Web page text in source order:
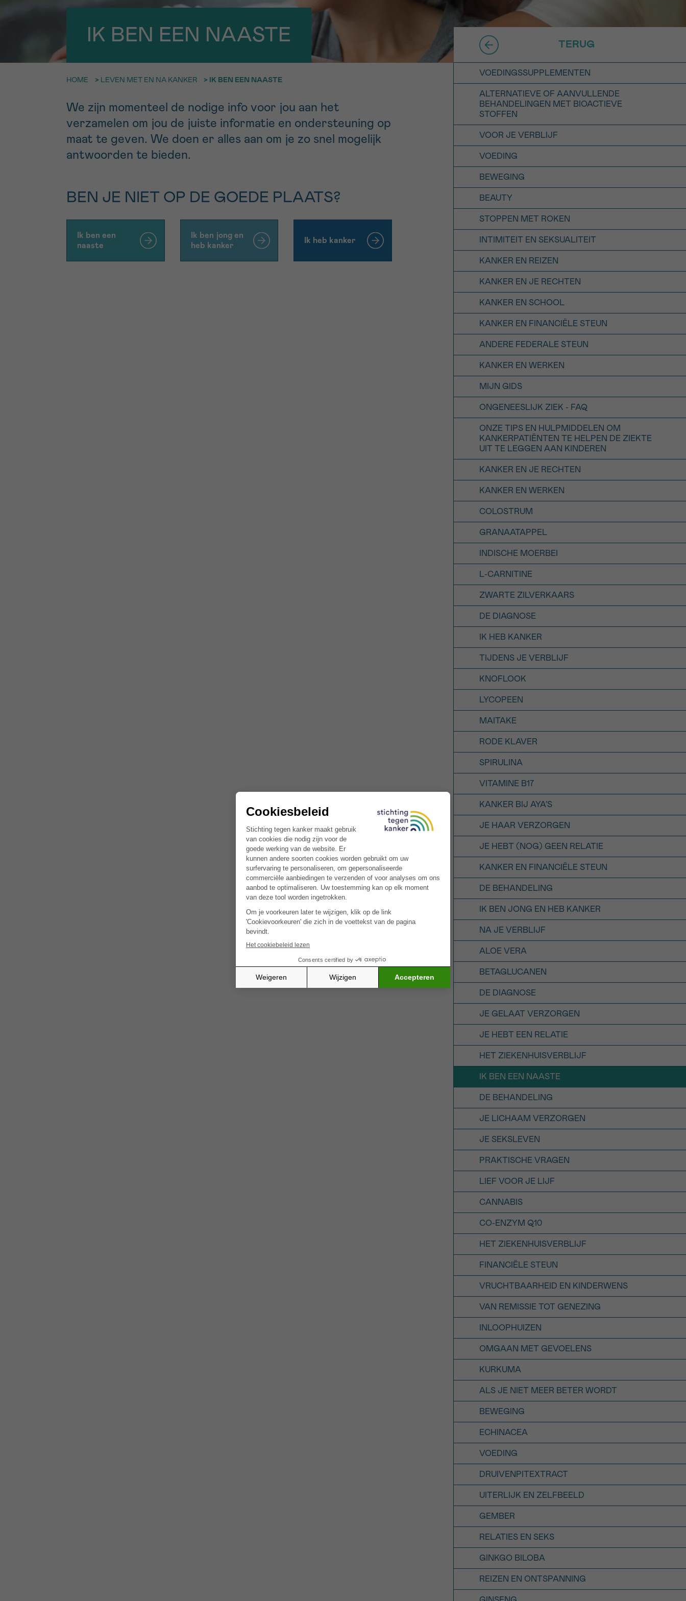
IK BEN EEN NAASTE
HOME > LEVEN MET EN NA KANKER > IK BEN EEN NAASTE
We zijn momenteel de nodige info voor jou aan het
verzamelen om jou de juiste informatie en ondersteuning op
maat te geven. We doen er alles aan om je zo snel mogelijk
antwoorden te bieden.
BEN JE NIET OP DE GOEDE PLAATS?
Ik ben een
naaste
Ik ben jong en
heb kanker
Ik heb kanker
TERUG
VOEDINGSSUPPLEMENTEN
ALTERNATIEVE OF AANVULLENDE
BEHANDELINGEN MET BIOACTIEVE
STOFFEN
VOOR JE VERBLIJF
VOEDING
BEWEGING
BEAUTY
STOPPEN MET ROKEN
INTIMITEIT EN SEKSUALITEIT
KANKER EN REIZEN
KANKER EN JE RECHTEN
KANKER EN SCHOOL
KANKER EN FINANCIËLE STEUN
ANDERE FEDERALE STEUN
KANKER EN WERKEN
MIJN GIDS
ONGENEESLIJK ZIEK - FAQ
ONZE TIPS EN HULPMIDDELEN OM
KANKERPATIËNTEN TE HELPEN DE ZIEKTE
UIT TE LEGGEN AAN KINDEREN
KANKER EN JE RECHTEN
KANKER EN WERKEN
COLOSTRUM
GRANAATAPPEL
INDISCHE MOERBEI
L-CARNITINE
ZWARTE ZILVERKAARS
DE DIAGNOSE
IK HEB KANKER
TIJDENS JE VERBLIJF
KNOFLOOK
LYCOPEEN
MAITAKE
RODE KLAVER
SPIRULINA
VITAMINE B17
KANKER BIJ AYA’S
JE HAAR VERZORGEN
JE HEBT (NOG) GEEN RELATIE
KANKER EN FINANCIËLE STEUN
DE BEHANDELING
IK BEN JONG EN HEB KANKER
NA JE VERBLIJF
ALOE VERA
BETAGLUCANEN
DE DIAGNOSE
JE GELAAT VERZORGEN
JE HEBT EEN RELATIE
HET ZIEKENHUISVERBLIJF
IK BEN EEN NAASTE
DE BEHANDELING
JE LICHAAM VERZORGEN
JE SEKSLEVEN
PRAKTISCHE VRAGEN
LIEF VOOR JE LIJF
CANNABIS
CO-ENZYM Q10
HET ZIEKENHUISVERBLIJF
FINANCIËLE STEUN
VRUCHTBAARHEID EN KINDERWENS
VAN REMISSIE TOT GENEZING
INLOOPHUIZEN
OMGAAN MET GEVOELENS
KURKUMA
ALS JE NIET MEER BETER WORDT
BEWEGING
ECHINACEA
VOEDING
DRUIVENPITEXTRACT
UITERLIJK EN ZELFBEELD
GEMBER
RELATIES EN SEKS
GINKGO BILOBA
REIZEN EN ONTSPANNING
Bel ons op 0800 15 802
Via ons
Ik wil graag opgebeld
worden
MIJN VRAAG
Ja, stuur mij de nieuwsbrief
Ik aanvaard de
Verder